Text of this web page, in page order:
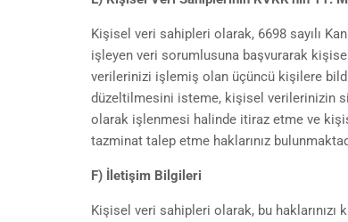
Kişisel veri sahipleri olarak, 6698 sayılı
işleyen veri sorumlusuna başvurarak
verilerinizi işlemiş olan üçüncü kişilere
düzeltilmesini isteme, kişisel verilerinizin
olarak işlenmesi halinde itiraz etme ve
tazminat talep etme haklarınız
F) İletişim Bilgileri
Kişisel veri sahipleri olarak, bu